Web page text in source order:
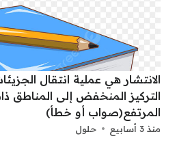
الانتشار هي عملية انتقال
التركيز المنخفض إلى المناطق
المرتفع(صواب أو خطأ)
منذ 3 أسابيع حلول